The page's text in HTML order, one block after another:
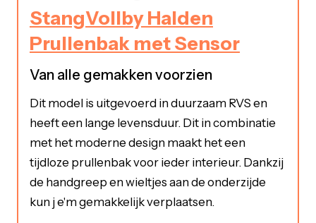
StangVollby Halden
Prullenbak met Sensor
Van alle gemakken voorzien
Dit model is uitgevoerd in duurzaam RVS en
heeft een lange levensduur. Dit in combinatie
met het moderne design maakt het een
tijdloze prullenbak voor ieder interieur. Dankzij
de handgreep en wieltjes aan de onderzijde
kun j e'm gemakkelijk verplaatsen.